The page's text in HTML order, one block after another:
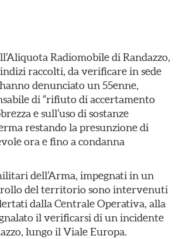
Radiomobile di Randazzo,
raccolti, da verificare in sede
denunciato un 55enne,
di “rifiuto di accertamento
e sull’uso di sostanze
restando la presunzione di
ora e fino a condanna
dell’Arma, impegnati in un
del territorio sono intervenuti
dalla Centrale Operativa, alla
il verificarsi di un incidente
lungo il Viale Europa.